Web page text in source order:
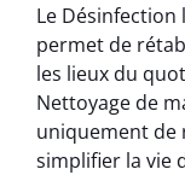
Le Désinfection
permet de
les lieux du
Nettoyage de
uniquement de
simplifier la vie